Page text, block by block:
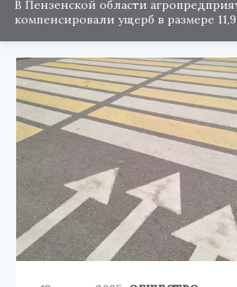
В Пензенской области
компенсировали ущерб в размере